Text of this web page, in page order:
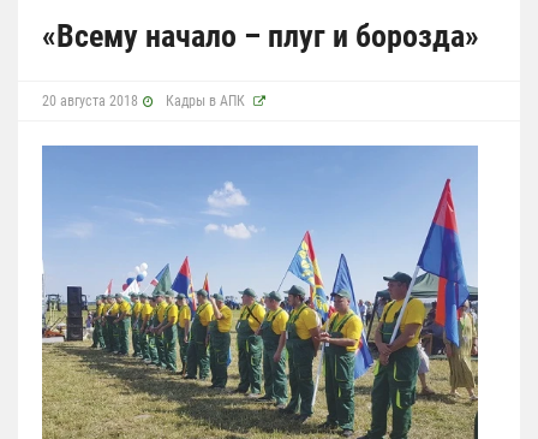
«Всему начало – плуг и борозда»
20 августа 2018 Кадры в АПК